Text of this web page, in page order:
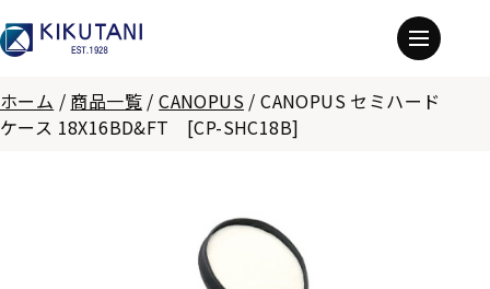
ホーム / 商品一覧 /CANOPUS /CANOPUS セミハード
ケース 18X16BD&FT [CP-SHC18B]